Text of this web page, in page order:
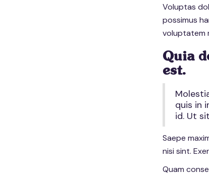
Voluptas
possimus
voluptatem
Quia
est.
quis in
id. Ut
Saepe
nisi sint.
Quam